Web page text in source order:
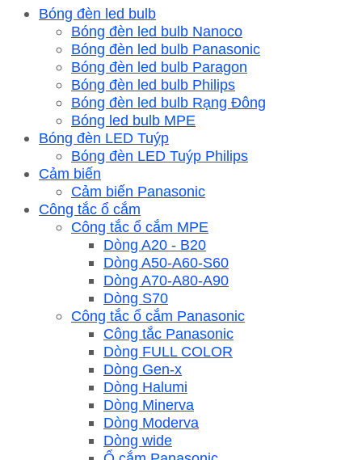
368,500₫.là:
221,100₫.
Bóng đèn led bulb
Bóng đèn led bulb Nanoco
Bóng đèn led bulb Panasonic
Bóng đèn led bulb Paragon
Bóng đèn led bulb Philips
Bóng đèn led bulb Rạng Đông
Bóng led bulb MPE
Bóng đèn LED Tuýp
Bóng đèn LED Tuýp Philips
Cảm biến
Cảm biến Panasonic
Công tắc ổ cắm
Công tắc ổ cắm MPE
Dòng A20 - B20
Dòng A50-A60-S60
Dòng A70-A80-A90
Dòng S70
Công tắc ổ cắm Panasonic
Công tắc Panasonic
Dòng FULL COLOR
Dòng Gen-x
Dòng Halumi
Dòng Minerva
Dòng Moderva
Dòng wide